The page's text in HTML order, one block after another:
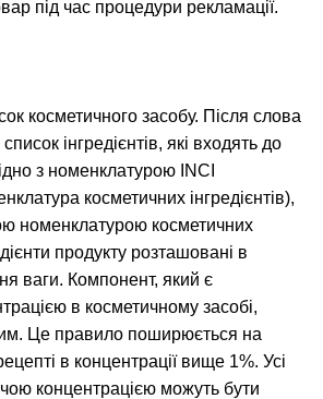
під час процедури рекламації.
косметичного засобу. Після слова
інгредієнтів, які входять до
з номенклатурою INCI
косметичних інгредієнтів),
номенклатурою косметичних
продукту розташовані в
ваги. Компонент, який є
в косметичному засобі,
Це правило поширюється на
в концентрації вище 1%. Усі
концентрацією можуть бути